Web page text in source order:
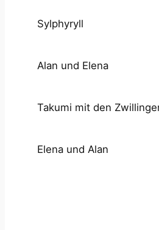
Sylphyryll
Alan und Elena
Takumi mit den
Elena und Alan